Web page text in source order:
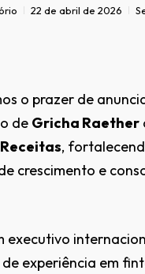
22 de abril de 2026
o prazer de
de Gricha Raether
,
crescimento e
executivo
experiência em